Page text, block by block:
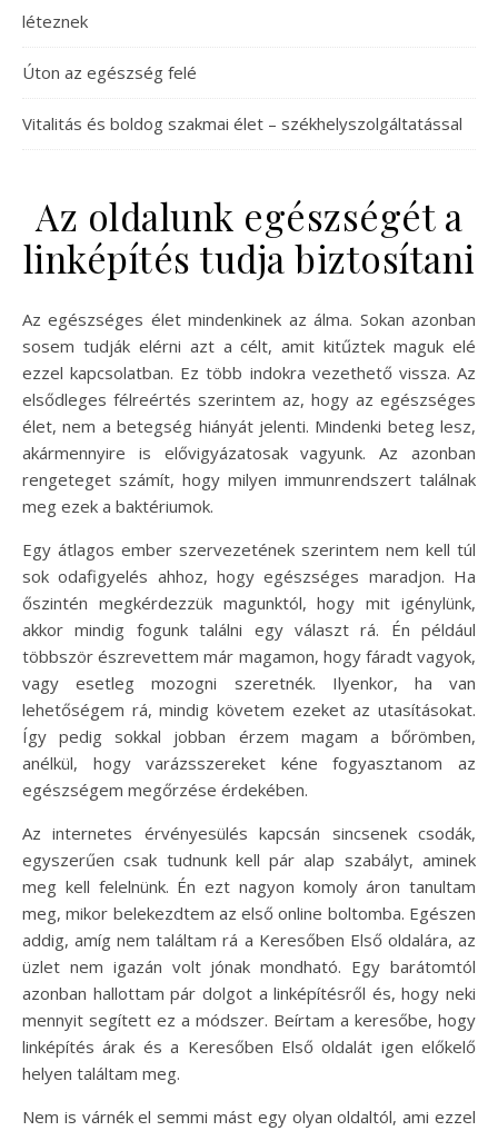
léteznek
Úton az egészség felé
Vitalitás és boldog szakmai élet – székhelyszolgáltatással
Az oldalunk egészségét a
linképítés tudja biztosítani
Az egészséges élet mindenkinek az álma. Sokan azonban
sosem tudják elérni azt a célt, amit kitűztek maguk elé
ezzel kapcsolatban. Ez több indokra vezethető vissza. Az
elsődleges félreértés szerintem az, hogy az egészséges
élet, nem a betegség hiányát jelenti. Mindenki beteg lesz,
akármennyire is elővigyázatosak vagyunk. Az azonban
rengeteget számít, hogy milyen immunrendszert találnak
meg ezek a baktériumok.
Egy átlagos ember szervezetének szerintem nem kell túl
sok odafigyelés ahhoz, hogy egészséges maradjon. Ha
őszintén megkérdezzük magunktól, hogy mit igénylünk,
akkor mindig fogunk találni egy választ rá. Én például
többször észrevettem már magamon, hogy fáradt vagyok,
vagy esetleg mozogni szeretnék. Ilyenkor, ha van
lehetőségem rá, mindig követem ezeket az utasításokat.
Így pedig sokkal jobban érzem magam a bőrömben,
anélkül, hogy varázsszereket kéne fogyasztanom az
egészségem megőrzése érdekében.
Az internetes érvényesülés kapcsán sincsenek csodák,
egyszerűen csak tudnunk kell pár alap szabályt, aminek
meg kell felelnünk. Én ezt nagyon komoly áron tanultam
meg, mikor belekezdtem az első online boltomba. Egészen
addig, amíg nem találtam rá a Keresőben Első oldalára, az
üzlet nem igazán volt jónak mondható. Egy barátomtól
azonban hallottam pár dolgot a linképítésről és, hogy neki
mennyit segített ez a módszer. Beírtam a keresőbe, hogy
linképítés árak és a Keresőben Első oldalát igen előkelő
helyen találtam meg.
Nem is várnék el semmi mást egy olyan oldaltól, ami ezzel